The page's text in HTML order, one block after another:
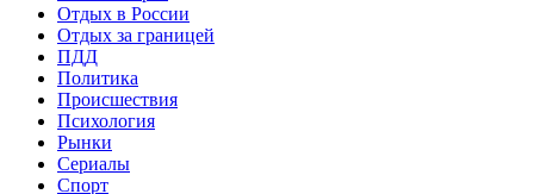
Отдых в России
Отдых за границей
ПДД
Политика
Происшествия
Психология
Рынки
Сериалы
Спорт